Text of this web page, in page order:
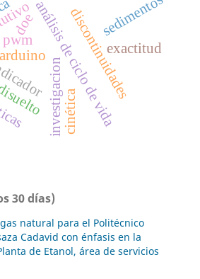
investigacion
arduinoanálisis de ciclo de vida
discontinuidadesexactitud
sedimentos
cinética
doe
pwm
30 días)
natural para el Politécnico
Cadavid con énfasis en la
de Etanol, área de servicios